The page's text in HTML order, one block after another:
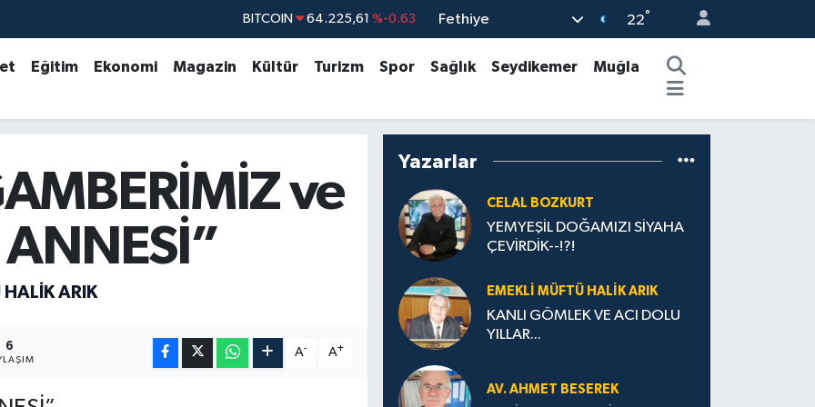
DOLAR 47,6704 %0
GRAM ALTIN 6510.40 %0.45
BITCOIN 64.225,61
Fethiye 22°
Eğitim Ekonomi Magazin Kültür Turizm Spor Sağlık Seydikemer
Muğla
ve
ANNESİ”
HALIK ARIK
6 A- A+
Yazarlar
CELAL BOZKURT
YEMYEŞİL DOĞAMIZI SİYAHA
ÇEVİRDİK--!?!
EMEKLI MÜFTÜ HALIK ARIK
KANLI GÖMLEK VE ACI DOLU
YILLAR...
AV. AHMET BESEREK